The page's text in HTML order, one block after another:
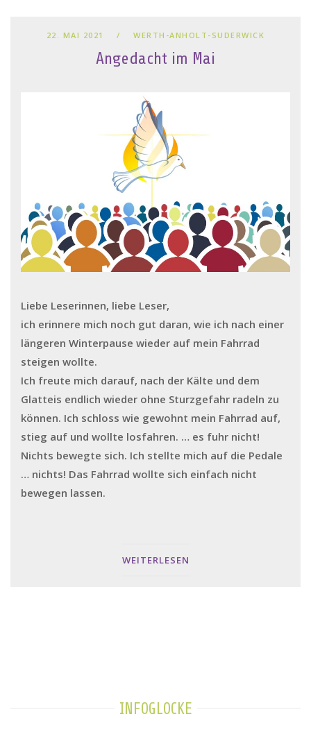
22. MAI 2021 WERTH-ANHOLT-SUDERWICK
Angedacht im Mai
Liebe Leserinnen, liebe Leser,
ich erinnere mich noch gut daran, wie ich nach einer
längeren Winterpause wieder auf mein Fahrrad
steigen wollte.
Ich freute mich darauf, nach der Kälte und dem
Glatteis endlich wieder ohne Sturzgefahr radeln zu
können. Ich schloss wie gewohnt mein Fahrrad auf,
stieg auf und wollte losfahren. … es fuhr nicht!
Nichts bewegte sich. Ich stellte mich auf die Pedale
… nichts! Das Fahrrad wollte sich einfach nicht
bewegen lassen.
WEITERLESEN
INFOGLOCKE